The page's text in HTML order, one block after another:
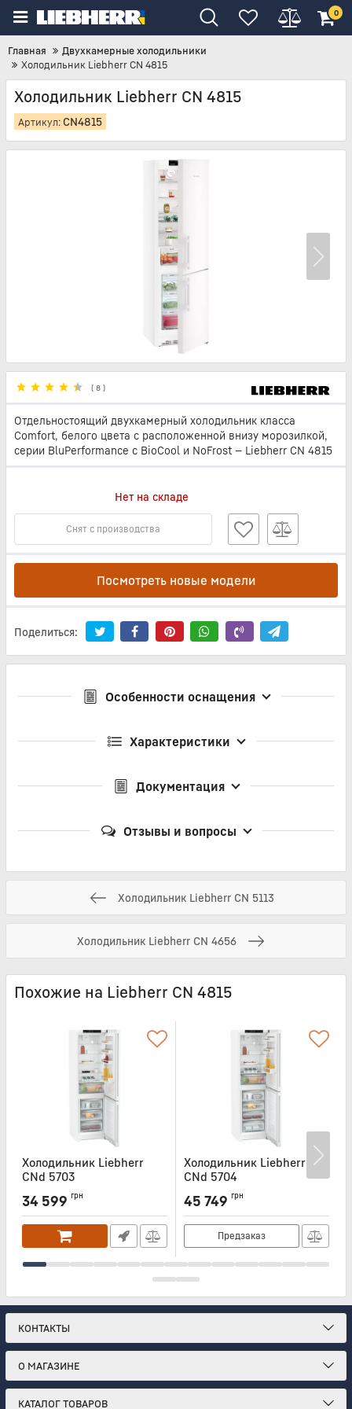
0
Главная
Двухкамерные холодильники
Холодильник Liebherr CN 4815
Холодильник Liebherr CN 4815
Артикул: CN4815
( 8 )
Отдельностоящий двухкамерный холодильник класса
Comfort, белого цвета с расположенной внизу морозилкой,
серии BluPerformance с BioCool и NoFrost — Liebherr CN 4815
Нет на складе
Снят с производства
Посмотреть новые модели
Поделиться:
Особенности оснащения
Характеристики
Документация
Отзывы и вопросы
Холодильник Liebherr CN 5113
Холодильник Liebherr CN 4656
Похожие на Liebherr CN 4815
Холодильник Liebherr
CNd 5703
CND5703
34 599 грн
Холодильник Liebherr
CNd 5704
CND5704
45 749 грн
Предзаказ
КОНТАКТЫ
О МАГАЗИНЕ
КАТАЛОГ ТОВАРОВ